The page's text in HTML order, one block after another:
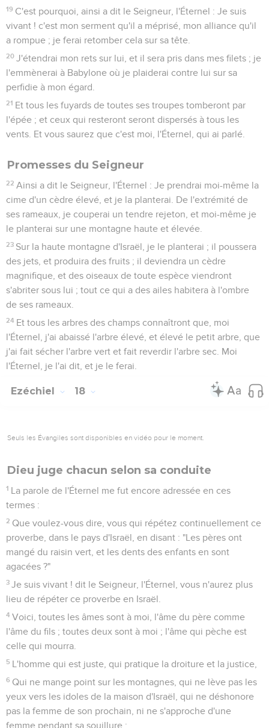
19 C'est pourquoi, ainsi a dit le Seigneur, l'Éternel : Je suis
vivant ! c'est mon serment qu'il a méprisé, mon alliance qu'il
a rompue ; je ferai retomber cela sur sa tête.
20 J'étendrai mon rets sur lui, et il sera pris dans mes filets ; je
l'emmènerai à Babylone où je plaiderai contre lui sur sa
perfidie à mon égard.
21 Et tous les fuyards de toutes ses troupes tomberont par
l'épée ; et ceux qui resteront seront dispersés à tous les
vents. Et vous saurez que c'est moi, l'Éternel, qui ai parlé.
Promesses du Seigneur
22 Ainsi a dit le Seigneur, l'Éternel : Je prendrai moi-même la
cime d'un cèdre élevé, et je la planterai. De l'extrémité de
ses rameaux, je couperai un tendre rejeton, et moi-même je
le planterai sur une montagne haute et élevée.
23 Sur la haute montagne d'Israël, je le planterai ; il poussera
des jets, et produira des fruits ; il deviendra un cèdre
magnifique, et des oiseaux de toute espèce viendront
s'abriter sous lui ; tout ce qui a des ailes habitera à l'ombre
de ses rameaux.
24 Et tous les arbres des champs connaîtront que, moi
l'Éternel, j'ai abaissé l'arbre élevé, et élevé le petit arbre, que
j'ai fait sécher l'arbre vert et fait reverdir l'arbre sec. Moi
l'Éternel, je l'ai dit, et je le ferai.
Ezéchiel 18
Seuls les Évangiles sont disponibles en vidéo pour le moment.
Dieu juge chacun selon sa conduite
1 La parole de l'Éternel me fut encore adressée en ces
termes :
2 Que voulez-vous dire, vous qui répétez continuellement ce
proverbe, dans le pays d'Israël, en disant : "Les pères ont
mangé du raisin vert, et les dents des enfants en sont
agacées ?"
3 Je suis vivant ! dit le Seigneur, l'Éternel, vous n'aurez plus
lieu de répéter ce proverbe en Israël.
4 Voici, toutes les âmes sont à moi, l'âme du père comme
l'âme du fils ; toutes deux sont à moi ; l'âme qui pèche est
celle qui mourra.
5 L'homme qui est juste, qui pratique la droiture et la justice,
6 Qui ne mange point sur les montagnes, qui ne lève pas les
yeux vers les idoles de la maison d'Israël, qui ne déshonore
pas la femme de son prochain, ni ne s'approche d'une
femme pendant sa souillure ;